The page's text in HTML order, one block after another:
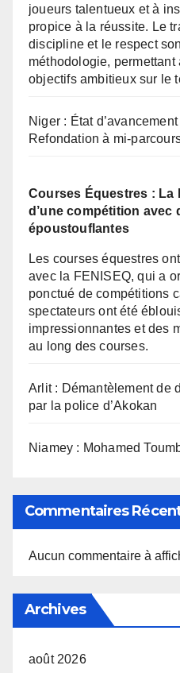
joueurs talentueux et à
propice à la réussite. Le
discipline et le respect
méthodologie, permettant
objectifs ambitieux sur le
Niger : État
Refondation à mi-
Courses Équestres : La
d’une compétition avec
époustouflantes
Les courses équestres
avec la FENISEQ, qui a
ponctué de compétitions
spectateurs ont été
impressionnantes et des
au long des courses.
Arlit : Démantèlement de
par la police d’Akokan
Niamey : Mohamed
Commentaires
Aucun commentaire à
Archives
août 2026